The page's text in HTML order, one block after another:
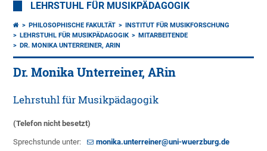
LEHRSTUHL FÜR MUSIKPÄDAGOGIK
PHILOSOPHISCHE FAKULTÄT
INSTITUT FÜR MUSIKFORSCHUNG
LEHRSTUHL FÜR MUSIKPÄDAGOGIK
MITARBEITENDE
DR. MONIKA UNTERREINER, ARIN
Dr. Monika Unterreiner, ARin
Lehrstuhl für Musikpädagogik
(Telefon nicht besetzt)
Sprechstunde unter: monika.unterreiner@uni-wuerzburg.de